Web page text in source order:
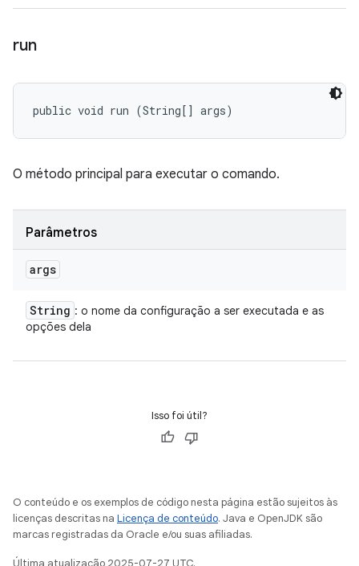
run
public void run (String[] args)
O método principal para executar o comando.
Parâmetros
args
String : o nome da configuração a ser executada e as
opções dela
Isso foi útil?
O conteúdo e os exemplos de código nesta página estão sujeitos às
licenças descritas na Licença de conteúdo. Java e OpenJDK são
marcas registradas da Oracle e/ou suas afiliadas.
Última atualização 2025-07-27 UTC.